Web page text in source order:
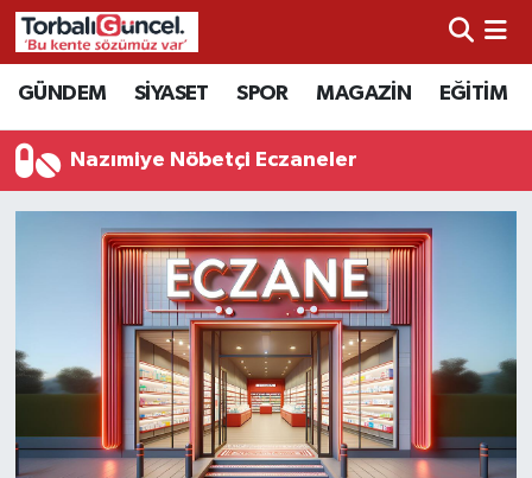
GÜNDEM SİYASET SPOR MAGAZİN EĞİTİM
Nazımiye Nöbetçi Eczaneler
İzmir Nöbetçi Eczaneler
İzmir Hava Durumu
İzmir Namaz Vakitleri
İzmir Trafik Yoğunluk Haritası
Süper Lig Puan Durumu ve Fikstür
Tüm Manşetler
Son Dakika Haberleri